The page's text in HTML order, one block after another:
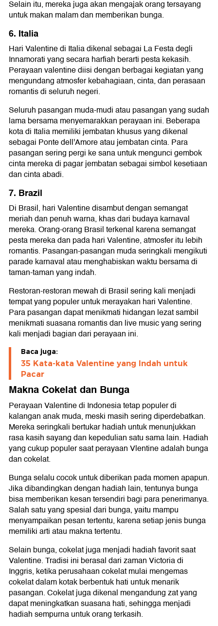
Selain itu, mereka juga akan mengajak orang tersayang
untuk makan malam dan memberikan bunga.
6. Italia
Hari Valentine di Italia dikenal sebagai La Festa degli
Innamorati yang secara harfiah berarti pesta kekasih.
Perayaan valentine diisi dengan berbagai kegiatan yang
mengundang atmosfer kebahagiaan, cinta, dan perasaan
romantis di seluruh negeri.
Seluruh pasangan muda-mudi atau pasangan yang sudah
lama bersama menyemarakkan perayaan ini. Beberapa
kota di Italia memiliki jembatan khusus yang dikenal
sebagai Ponte dell'Amore atau jembatan cinta. Para
pasangan sering pergi ke sana untuk mengunci gembok
cinta mereka di pagar jembatan sebagai simbol kesetiaan
dan cinta abadi.
7. Brazil
Di Brasil, hari Valentine disambut dengan semangat
meriah dan penuh warna, khas dari budaya karnaval
mereka. Orang-orang Brasil terkenal karena semangat
pesta mereka dan pada hari Valentine, atmosfer itu lebih
romantis. Pasangan-pasangan muda seringkali mengikuti
parade karnaval atau menghabiskan waktu bersama di
taman-taman yang indah.
Restoran-restoran mewah di Brasil sering kali menjadi
tempat yang populer untuk merayakan hari Valentine.
Para pasangan dapat menikmati hidangan lezat sambil
menikmati suasana romantis dan live music yang sering
kali menjadi bagian dari perayaan ini.
Baca juga:
35 Kata-kata Valentine yang Indah untuk
Pacar
Makna Cokelat dan Bunga
Perayaan Valentine di Indonesia tetap populer di
kalangan anak muda, meski masih sering diperdebatkan.
Mereka seringkali bertukar hadiah untuk menunjukkan
rasa kasih sayang dan kepedulian satu sama lain. Hadiah
yang cukup populer saat perayaan Vlentine adalah bunga
dan cokelat.
Bunga selalu cocok untuk diberikan pada momen apapun.
Jika dibandingkan dengan hadiah lain, tentunya bunga
bisa memberikan kesan tersendiri bagi para penerimanya.
Salah satu yang spesial dari bunga, yaitu mampu
menyampaikan pesan tertentu, karena setiap jenis bunga
memiliki arti atau makna tertentu.
Selain bunga, cokelat juga menjadi hadiah favorit saat
Valentine. Tradisi ini berasal dari zaman Victoria di
Inggris, ketika perusahaan cokelat mulai mengemas
cokelat dalam kotak berbentuk hati untuk menarik
pasangan. Cokelat juga dikenal mengandung zat yang
dapat meningkatkan suasana hati, sehingga menjadi
hadiah sempurna untuk orang terkasih.